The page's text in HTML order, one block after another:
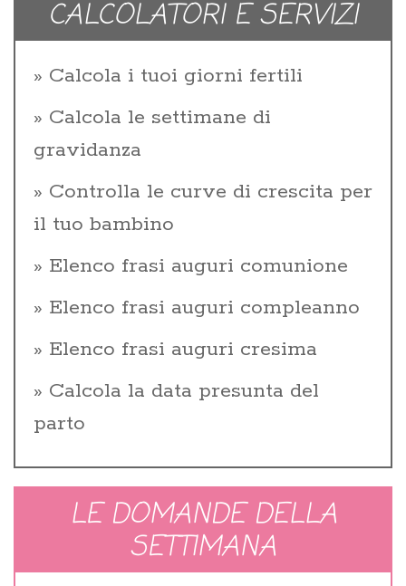
CALCOLATORI E SERVIZI
Calcola i tuoi giorni fertili
Calcola le settimane di
gravidanza
Controlla le curve di crescita per
il tuo bambino
Elenco frasi auguri comunione
Elenco frasi auguri compleanno
Elenco frasi auguri cresima
Calcola la data presunta del
parto
LE DOMANDE DELLA
SETTIMANA